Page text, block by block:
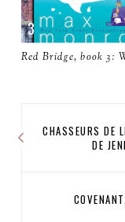
Red Bridge, book 3:
CHASSEURS DE
DE